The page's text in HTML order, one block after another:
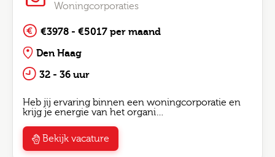
Woningcorporaties
€3978 - €5017 per maand
Den Haag
32 - 36 uur
Heb jij ervaring binnen een woningcorporatie en
krijg je energie van het organi…
Bekijk vacature